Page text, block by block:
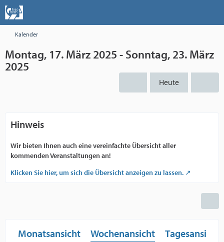
Kalender
Montag, 17. März 2025 - Sonntag, 23. März
2025
Heute
Hinweis
Wir bieten Ihnen auch eine vereinfachte Übersicht aller
kommenden Veranstaltungen an!
Klicken Sie hier, um sich die Übersicht anzeigen zu lassen.
Monatsansicht Wochenansicht Tagesansicht